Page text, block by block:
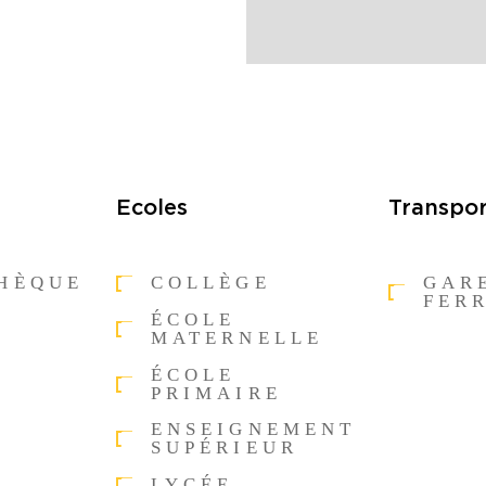
Ecoles
COLLÈGE
ÉCOLE
MATERNELLE
ÉCOLE
PRIMAIRE
ENSEIGNEMENT
SUPÉRIEUR